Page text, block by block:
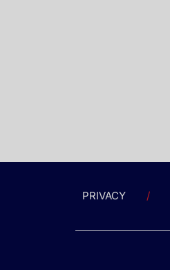
PRIVACY